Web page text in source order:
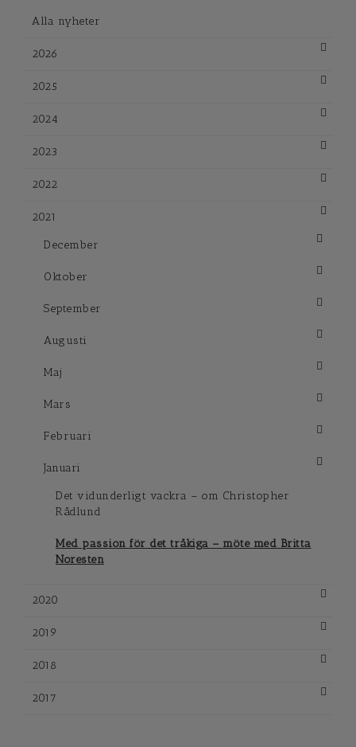
Alla nyheter
2026
2025
2024
2023
2022
2021
December
Oktober
September
Augusti
Maj
Mars
Februari
Januari
Det vidunderligt vackra – om Christopher
Rådlund
Med passion för det tråkiga – möte med Britta
Noresten
2020
2019
2018
2017